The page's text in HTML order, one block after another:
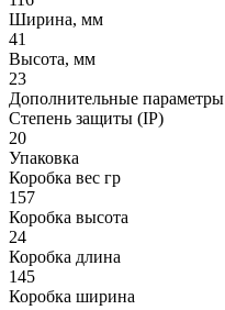
Ширина, мм
41
Высота, мм
23
Дополнительные параметры
Степень защиты (IP)
20
Упаковка
Коробка вес гр
157
Коробка высота
24
Коробка длина
145
Коробка ширина